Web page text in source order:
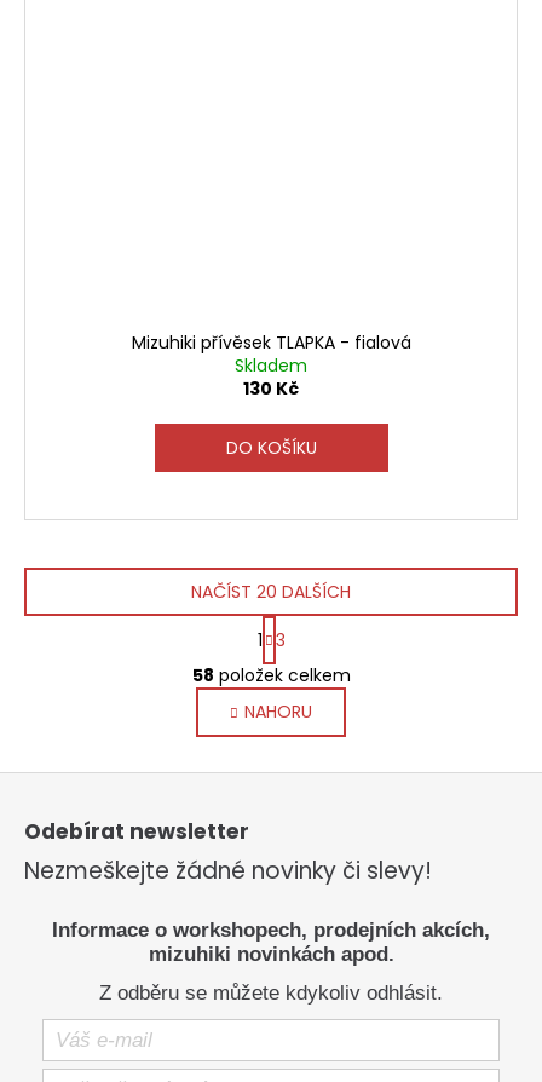
Mizuhiki přívěsek TLAPKA - fialová
Skladem
130 Kč
DO KOŠÍKU
O
v
l
á
d
p
v
k
y
v
p
NAČÍST 20 DALŠÍCH
S
t
r
á
n
k
1 3
58 položek celkem
NAHORU
Z
Odebírat newsletter
Nezmeškejte žádné novinky či slevy!
Informace o workshopech, prodejních akcích,
mizuhiki novinkách apod.
Z odběru se můžete kdykoliv odhlásit.